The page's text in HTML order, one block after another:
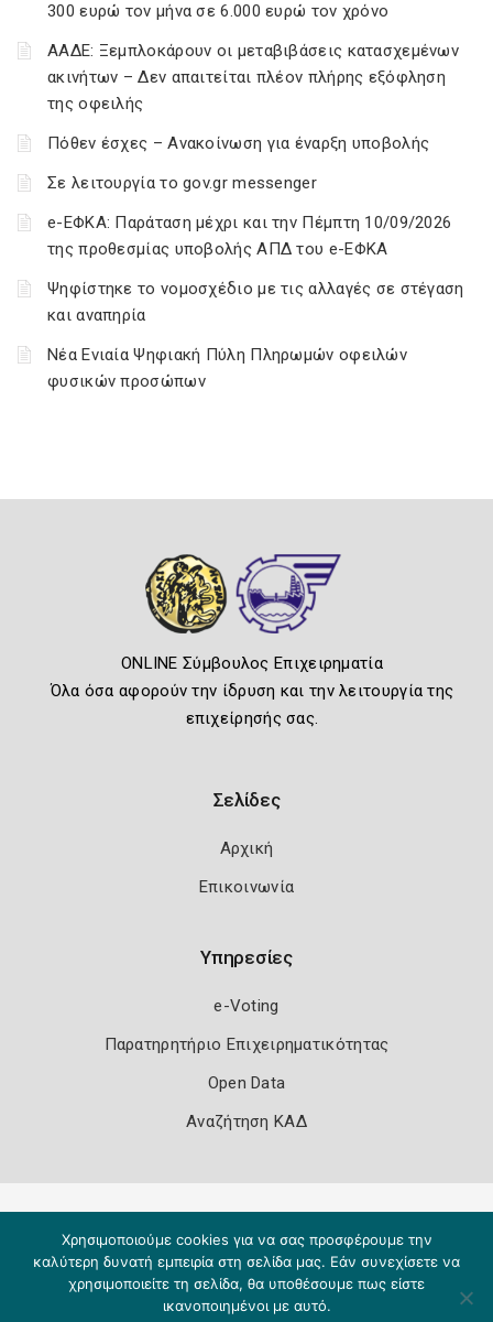
300 ευρώ τον μήνα σε 6.000 ευρώ τον χρόνο
ΑΑΔΕ: Ξεμπλοκάρουν οι μεταβιβάσεις κατασχεμένων
ακινήτων – Δεν απαιτείται πλέον πλήρης εξόφληση
της οφειλής
Πόθεν έσχες – Ανακοίνωση για έναρξη υποβολής
Σε λειτουργία το gov.gr messenger
e-ΕΦΚΑ: Παράταση μέχρι και την Πέμπτη 10/09/2026
της προθεσμίας υποβολής ΑΠΔ του e-ΕΦΚΑ
Ψηφίστηκε το νομοσχέδιο με τις αλλαγές σε στέγαση
και αναπηρία
Νέα Ενιαία Ψηφιακή Πύλη Πληρωμών οφειλών
φυσικών προσώπων
ONLINE Σύμβουλος Επιχειρηματία
Όλα όσα αφορούν την ίδρυση και την λειτουργία της
επιχείρησής σας.
Σελίδες
Αρχική
Επικοινωνία
Υπηρεσίες
e-Voting
Παρατηρητήριο Επιχειρηματικότητας
Open Data
Αναζήτηση ΚΑΔ
Χρησιμοποιούμε cookies για να σας προσφέρουμε την
καλύτερη δυνατή εμπειρία στη σελίδα μας. Εάν συνεχίσετε να
χρησιμοποιείτε τη σελίδα, θα υποθέσουμε πως είστε
ικανοποιημένοι με αυτό.
Copyright 2026 Knowledge A.E.